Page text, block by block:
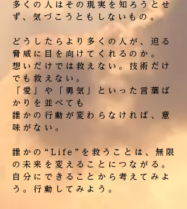
多くの人はその現実を知ろうとせ
ず、気づこうともしないもの。
どうしたらより多くの人が、迫る
脅威に目を向けてくれるのか。
想いだけでは救えない。技術だけ
でも救えない。
「愛」や「勇気」といった言葉ば
かりを並べても
誰かの行動が変わらなければ、意
味がない。
誰かの“Life”を救うことは、無限
の未来を変えることにつながる。
自分にできることから考えてみよ
う。行動してみよう。